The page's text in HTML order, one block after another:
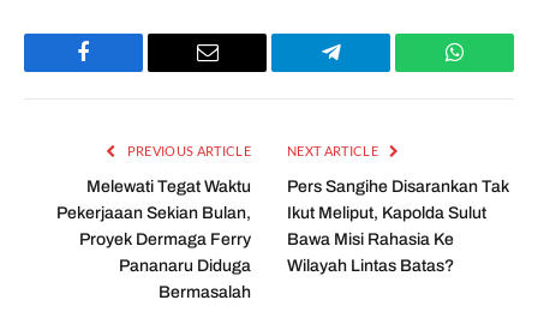
Facebook Email Telegram
PREVIOUS ARTICLE
Melewati Tegat Waktu
Pekerjaaan Sekian Bulan,
Proyek Dermaga Ferry
Pananaru Diduga
Bermasalah
NEXT ARTICLE
Pers Sangihe Disarankan Tak
Ikut Meliput, Kapolda Sulut
Bawa Misi Rahasia Ke
Wilayah Lintas Batas?